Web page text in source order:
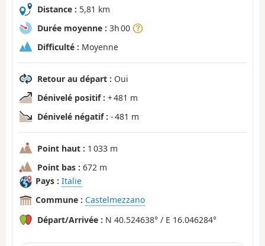
Distance : 5,81 km
Durée moyenne : 3h 00
Difficulté : Moyenne
Retour au départ : Oui
Dénivelé positif : + 481 m
Dénivelé négatif : - 481 m
Point haut : 1 033 m
Point bas : 672 m
Pays : Italie
Commune : Castelmezzano
Départ/Arrivée : N 40.524638° / E 16.046284°